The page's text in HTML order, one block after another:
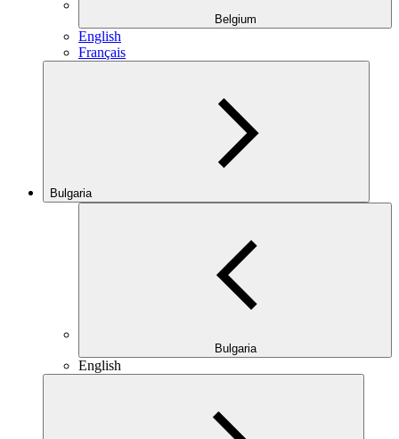
Belgium
English
Français
Bulgaria
Bulgaria
English